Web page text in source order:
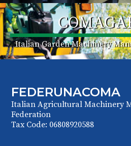
Italian Garden Machinery
FEDERUNACOMA
Italian Agricultural Machinery
Federation
Tax Code: 06808920588